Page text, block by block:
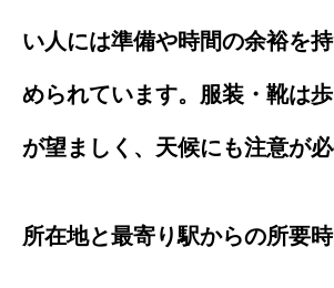
い人には準備や時間の余裕を
められています。服装・靴は
が望ましく、天候にも注意が必
所在地と最寄り駅からの所要